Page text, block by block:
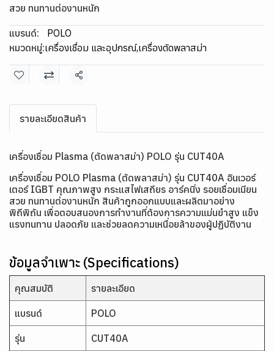
สวย ทนทานต่องานหนัก
แบรนด์:
POLO
หมวดหมู่:เครื่องเชื่อม และอุปกรณ์,เครื่องตัดพลาสม่า
แชร์
รายละเอียดสินค้า
เครื่องเชื่อม Plasma (ตัดพลาสม่า) POLO รุ่น CUT40A
เครื่องเชื่อม POLO Plasma (ตัดพลาสม่า) รุ่น CUT40A อินเวอร์
เตอร์ IGBT คุณภาพสูง กระแสไฟเสถียร อาร์คนิ่ง รอยเชื่อมเนียน
สวย ทนทานต่องานหนัก สินค้าถูกออกแบบและผลิตมาอย่าง
พิถีพิถัน เพื่อตอบสนองการทำงานที่ต้องการความแม่นยำสูง แข็ง
แรงทนทาน ปลอดภัย และช่วยลดความเหนื่อยล้าของผู้ปฏิบัติงาน
ข้อมูลจำเพาะ (Specifications)
คุณสมบัติ รายละเอียด
แบรนด์ POLO
รุ่น CUT40A